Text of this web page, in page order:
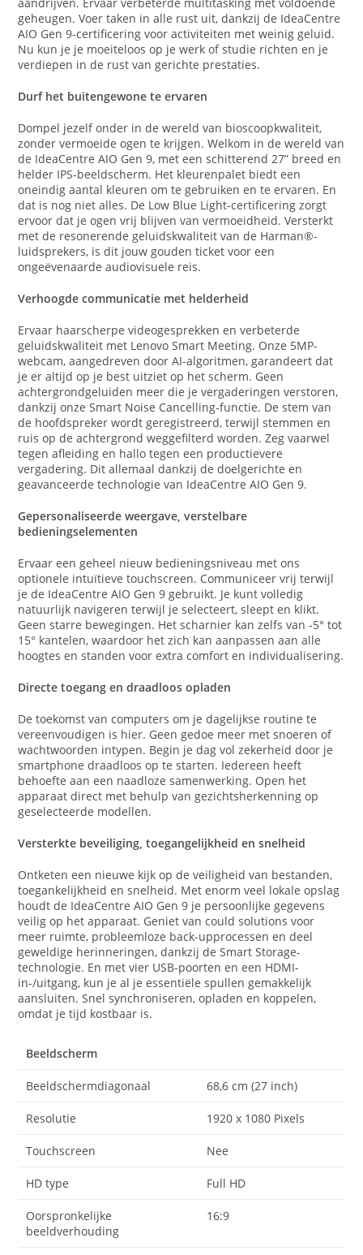
geheugen. Voer taken in alle rust uit, dankzij de IdeaCentre
AIO Gen 9-certificering voor activiteiten met weinig geluid.
Nu kun je je moeiteloos op je werk of studie richten en je
verdiepen in de rust van gerichte prestaties.
Durf het buitengewone te ervaren
Dompel jezelf onder in de wereld van bioscoopkwaliteit,
zonder vermoeide ogen te krijgen. Welkom in de wereld van
de IdeaCentre AIO Gen 9, met een schitterend 27” breed en
helder IPS-beeldscherm. Het kleurenpalet biedt een
oneindig aantal kleuren om te gebruiken en te ervaren. En
dat is nog niet alles. De Low Blue Light-certificering zorgt
ervoor dat je ogen vrij blijven van vermoeidheid. Versterkt
met de resonerende geluidskwaliteit van de Harman®-
luidsprekers, is dit jouw gouden ticket voor een
ongeëvenaarde audiovisuele reis.
Verhoogde communicatie met helderheid
Ervaar haarscherpe videogesprekken en verbeterde
geluidskwaliteit met Lenovo Smart Meeting. Onze 5MP-
webcam, aangedreven door AI-algoritmen, garandeert dat
je er altijd op je best uitziet op het scherm. Geen
achtergrondgeluiden meer die je vergaderingen verstoren,
dankzij onze Smart Noise Cancelling-functie. De stem van
de hoofdspreker wordt geregistreerd, terwijl stemmen en
ruis op de achtergrond weggefilterd worden. Zeg vaarwel
tegen afleiding en hallo tegen een productievere
vergadering. Dit allemaal dankzij de doelgerichte en
geavanceerde technologie van IdeaCentre AIO Gen 9.
Gepersonaliseerde weergave, verstelbare
bedieningselementen
Ervaar een geheel nieuw bedieningsniveau met ons
optionele intuïtieve touchscreen. Communiceer vrij terwijl
je de IdeaCentre AIO Gen 9 gebruikt. Je kunt volledig
natuurlijk navigeren terwijl je selecteert, sleept en klikt.
Geen starre bewegingen. Het scharnier kan zelfs van -5° tot
15° kantelen, waardoor het zich kan aanpassen aan alle
hoogtes en standen voor extra comfort en individualisering.
Directe toegang en draadloos opladen
De toekomst van computers om je dagelijkse routine te
vereenvoudigen is hier. Geen gedoe meer met snoeren of
wachtwoorden intypen. Begin je dag vol zekerheid door je
smartphone draadloos op te starten. Iedereen heeft
behoefte aan een naadloze samenwerking. Open het
apparaat direct met behulp van gezichtsherkenning op
geselecteerde modellen.
Versterkte beveiliging, toegangelijkheid en snelheid
Ontketen een nieuwe kijk op de veiligheid van bestanden,
toegankelijkheid en snelheid. Met enorm veel lokale opslag
houdt de IdeaCentre AIO Gen 9 je persoonlijke gegevens
veilig op het apparaat. Geniet van could solutions voor
meer ruimte, probleemloze back-upprocessen en deel
geweldige herinneringen, dankzij de Smart Storage-
technologie. En met vier USB-poorten en een HDMI-
in-/uitgang, kun je al je essentiële spullen gemakkelijk
aansluiten. Snel synchroniseren, opladen en koppelen,
omdat je tijd kostbaar is.
Beeldscherm
Beeldschermdiagonaal 68,6 cm (27 inch)
Resolutie 1920 x 1080 Pixels
Touchscreen Nee
HD type Full HD
Oorspronkelijke
beeldverhouding
16:9